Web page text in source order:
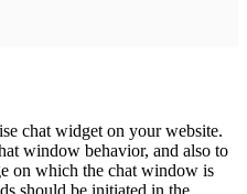
chat widget on your website.
window behavior, and also to
on which the chat window is